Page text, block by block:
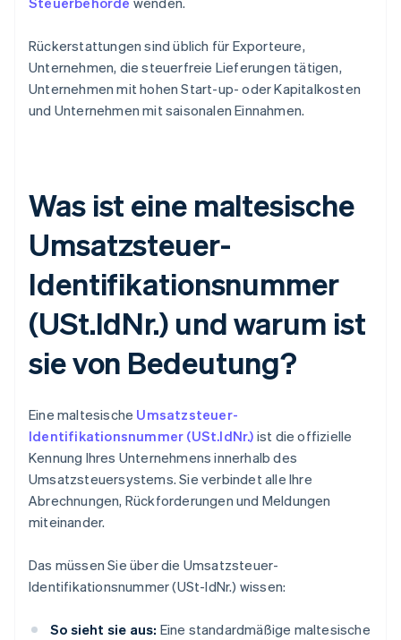
Rückerstattungen sind üblich für Exporteure,
Unternehmen, die steuerfreie Lieferungen tätigen,
Unternehmen mit hohen Start-up- oder Kapitalkosten
und Unternehmen mit saisonalen Einnahmen.
Was ist eine maltesische
Umsatzsteuer-
Identifikationsnummer
(USt.IdNr.) und warum ist
sie von Bedeutung?
Eine maltesische Umsatzsteuer-
Identifikationsnummer (USt.IdNr.) ist die offizielle
Kennung Ihres Unternehmens innerhalb des
Umsatzsteuersystems. Sie verbindet alle Ihre
Abrechnungen, Rückforderungen und Meldungen
miteinander.
Das müssen Sie über die Umsatzsteuer-
Identifikationsnummer (USt-IdNr.) wissen:
So sieht sie aus: Eine standardmäßige maltesische